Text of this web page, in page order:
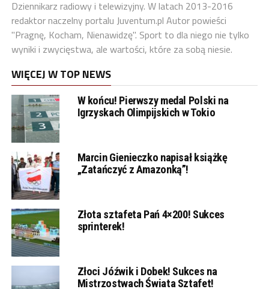
Dziennikarz radiowy i telewizyjny. W latach 2013-2016
redaktor naczelny portalu Juventum.pl Autor powieści
"Pragnę, Kocham, Nienawidzę". Sport to dla niego nie tylko
wyniki i zwycięstwa, ale wartości, które za sobą niesie.
WIĘCEJ W TOP NEWS
W końcu! Pierwszy medal Polski na
Igrzyskach Olimpijskich w Tokio
Marcin Gienieczko napisał książkę
„Zatańczyć z Amazonką”!
Złota sztafeta Pań 4×200! Sukces
sprinterek!
Złoci Jóźwik i Dobek! Sukces na
Mistrzostwach Świata Sztafet!